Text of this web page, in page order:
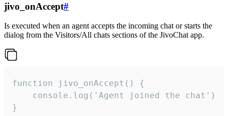
jivo_onAccept#
Is executed when an agent accepts the incoming chat or starts the
dialog from the Visitors/All chats sections of the JivoChat app.
function jivo_onAccept() {
}